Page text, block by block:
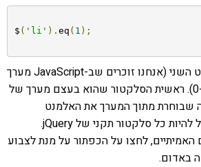
$ ( 'li' ). eq ( 1 );
כך אני בוחר את האלמנט השני (אנחנו זוכרים שב-JavaScript מערך
של אלמנטים מתחיל מ-0). ראשית הסלקטור שהוא בעצם מערך של
שבוחרת מתוך המערך את האלמנט
המבוקש. הסלקטור יכול להיות כל סלקטור תקני של jQuery.
האמיתיים, לחצו על הכפתור על מנת לצבוע
באדום.